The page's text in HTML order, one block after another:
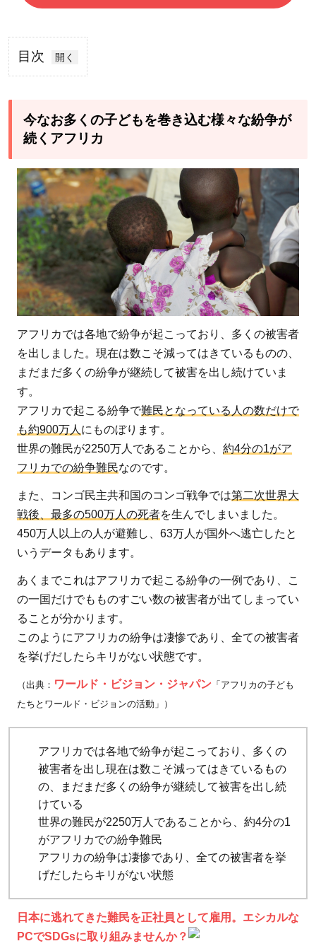
目次
1
お多
くの
もを
巻き
込む
様々
な紛
争が
続く
アフ
リカ
2
ア
フ
リ
カ
の
紛
争
に
巻
ま
れ
る
子
ど
も
ち
も兵
士
（少
年
兵）
2.2
理不
暴力
2.3
今なお多くの子どもを巻き込む様々な紛争が
続くアフリカ
アフリカでは各地で紛争が起こっており、多くの被害者
を出しました。現在は数こそ減ってはきているものの、
まだまだ多くの紛争が継続して被害を出し続けていま
す。
アフリカで起こる紛争で難民となっている人の数だけで
も約900万人 にものぼります。
世界の難民が2250万人であることから、 約4分の1がア
フリカでの紛争難民なのです。
また、コンゴ民主共和国のコンゴ戦争では第二次世界大
戦後、最多の500万人の死者を生んでしまいました。
450万人以上の人が避難し、63万人が国外へ逃亡したと
いうデータもあります。
あくまでこれはアフリカで起こる紛争の一例であり、こ
の一国だけでもものすごい数の被害者が出てしまってい
ることが分かります。
このようにアフリカの紛争は凄惨であり、全ての被害者
を挙げだしたらキリがない状態です。
（出典： ワールド・ビジョン・ジャパン 「アフリカの子ども
たちとワールド・ビジョンの活動」）
アフリカでは各地で紛争が起こっており、多くの
被害者を出し現在は数こそ減ってはきているもの
の、まだまだ多くの紛争が継続して被害を出し続
けている
世界の難民が2250万人であることから、約4分の1
がアフリカでの紛争難民
アフリカの紛争は凄惨であり、全ての被害者を挙
げだしたらキリがない状態
日本に逃れてきた難民を正社員として雇用。エシカルな
PCでSDGsに取り組みませんか？